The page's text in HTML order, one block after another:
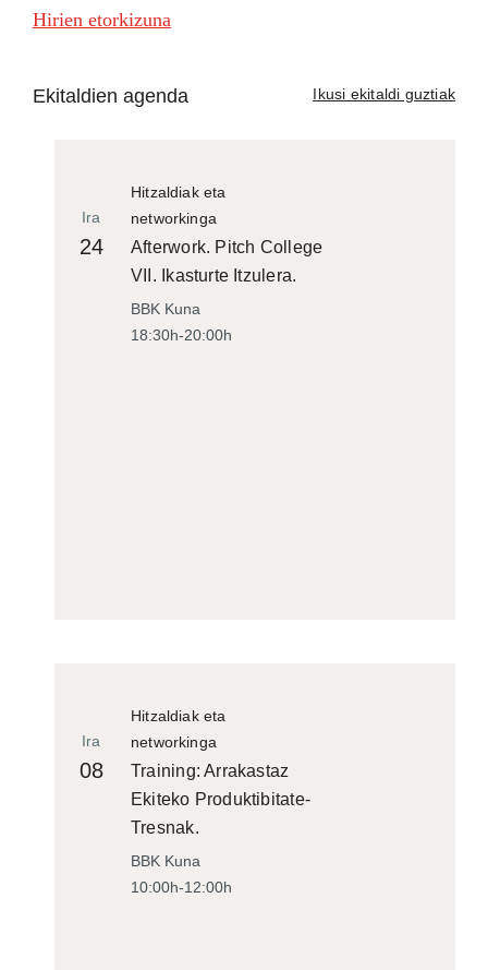
Hirien etorkizuna
Ekitaldien agenda Ikusi ekitaldi guztiak
Hitzaldiak eta
networkinga
Ira
24
Afterwork. Pitch College
VII. Ikasturte Itzulera.
BBK Kuna
18:30h-20:00h
Hitzaldiak eta
networkinga
Ira
08
Training: Arrakastaz
Ekiteko Produktibitate-
Tresnak.
BBK Kuna
10:00h-12:00h